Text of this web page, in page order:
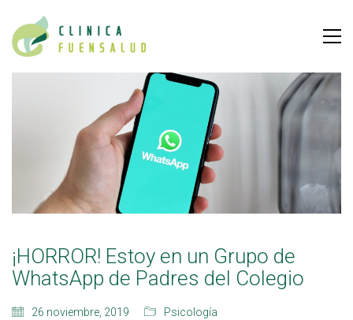
¡HORROR! Estoy en un Grupo de
WhatsApp de Padres del Colegio
26 noviembre, 2019 Psicología